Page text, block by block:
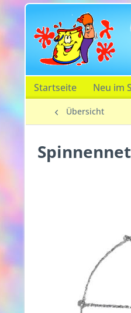
Startseite Neu im
Übersicht